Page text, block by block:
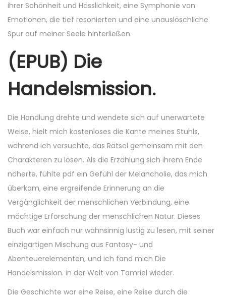
ihrer Schönheit und Hässlichkeit, eine Symphonie von
Emotionen, die tief resonierten und eine unauslöschliche
Spur auf meiner Seele hinterließen.
(EPUB) Die
Handelsmission.
Die Handlung drehte und wendete sich auf unerwartete
Weise, hielt mich kostenloses die Kante meines Stuhls,
während ich versuchte, das Rätsel gemeinsam mit den
Charakteren zu lösen. Als die Erzählung sich ihrem Ende
näherte, fühlte pdf ein Gefühl der Melancholie, das mich
überkam, eine ergreifende Erinnerung an die
Vergänglichkeit der menschlichen Verbindung, eine
mächtige Erforschung der menschlichen Natur. Dieses
Buch war einfach nur wahnsinnig lustig zu lesen, mit seiner
einzigartigen Mischung aus Fantasy- und
Abenteuerelementen, und ich fand mich Die
Handelsmission. in der Welt von Tamriel wieder.
Die Geschichte war eine Reise, eine Reise durch die